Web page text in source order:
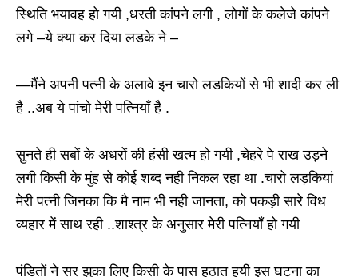
स्थिति भयावह हो गयी ,धरती कांपने लगी , लोगों के कलेजे कांपने
लगे –ये क्या कर दिया लडके ने –
—मैंने अपनी पत्नी के अलावे इन चारो लडकियों से भी शादी कर ली
है ..अब ये पांचो मेरी पत्नियाँ है .
सुनते ही सबों के अधरों की हंसी खत्म हो गयी ,चेहरे पे राख उड़ने
लगी किसी के मुंह से कोई शब्द नही निकल रहा था .चारो लड़कियां
मेरी पत्नी जिनका कि मै नाम भी नही जानता, को पकड़ी सारे विध
व्यहार में साथ रही ..शाश्त्र के अनुसार मेरी पत्नियाँ हो गयी
पंडितों ने सर झुका लिए किसी के पास हठात हुयी इस घटना का